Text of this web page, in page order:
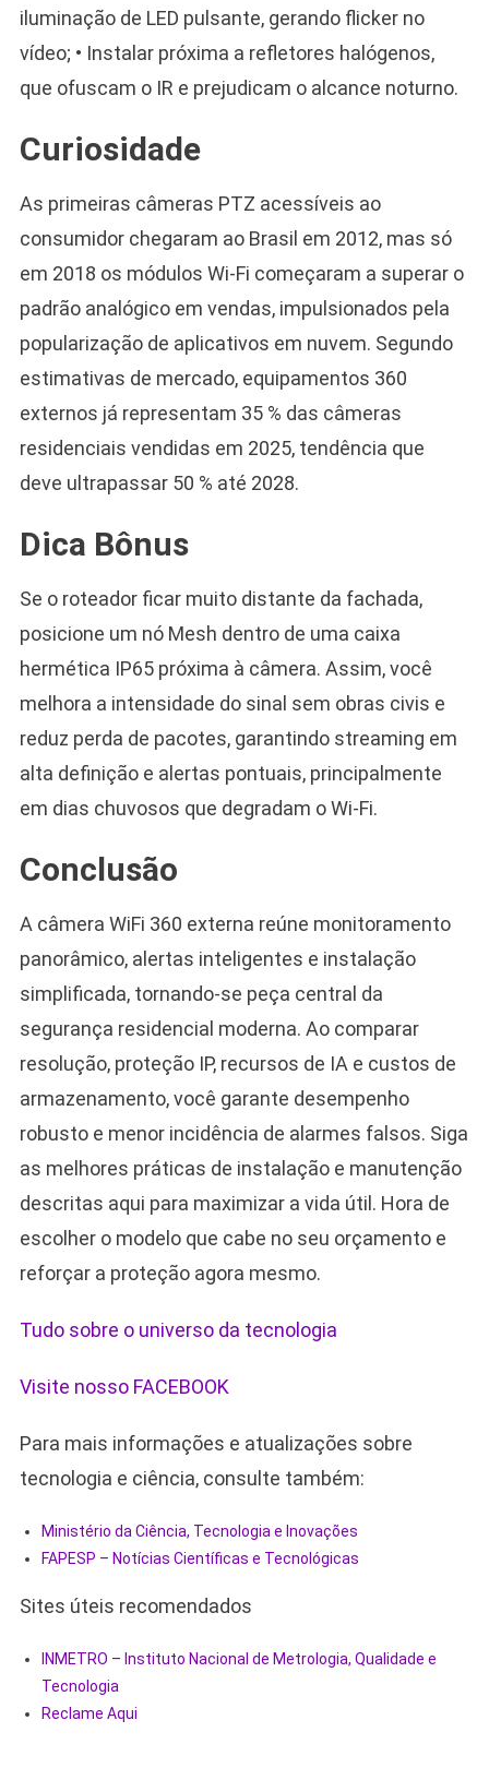
iluminação de LED pulsante, gerando flicker no
vídeo; • Instalar próxima a refletores halógenos,
que ofuscam o IR e prejudicam o alcance noturno.
Curiosidade
As primeiras câmeras PTZ acessíveis ao
consumidor chegaram ao Brasil em 2012, mas só
em 2018 os módulos Wi-Fi começaram a superar o
padrão analógico em vendas, impulsionados pela
popularização de aplicativos em nuvem. Segundo
estimativas de mercado, equipamentos 360
externos já representam 35 % das câmeras
residenciais vendidas em 2025, tendência que
deve ultrapassar 50 % até 2028.
Dica Bônus
Se o roteador ficar muito distante da fachada,
posicione um nó Mesh dentro de uma caixa
hermética IP65 próxima à câmera. Assim, você
melhora a intensidade do sinal sem obras civis e
reduz perda de pacotes, garantindo streaming em
alta definição e alertas pontuais, principalmente
em dias chuvosos que degradam o Wi-Fi.
Conclusão
A câmera WiFi 360 externa reúne monitoramento
panorâmico, alertas inteligentes e instalação
simplificada, tornando-se peça central da
segurança residencial moderna. Ao comparar
resolução, proteção IP, recursos de IA e custos de
armazenamento, você garante desempenho
robusto e menor incidência de alarmes falsos. Siga
as melhores práticas de instalação e manutenção
descritas aqui para maximizar a vida útil. Hora de
escolher o modelo que cabe no seu orçamento e
reforçar a proteção agora mesmo.
Tudo sobre o universo da tecnologia
Visite nosso FACEBOOK
Para mais informações e atualizações sobre
tecnologia e ciência, consulte também:
Ministério da Ciência, Tecnologia e Inovações
FAPESP – Notícias Científicas e Tecnológicas
Sites úteis recomendados
INMETRO – Instituto Nacional de Metrologia, Qualidade e
Tecnologia
Reclame Aqui